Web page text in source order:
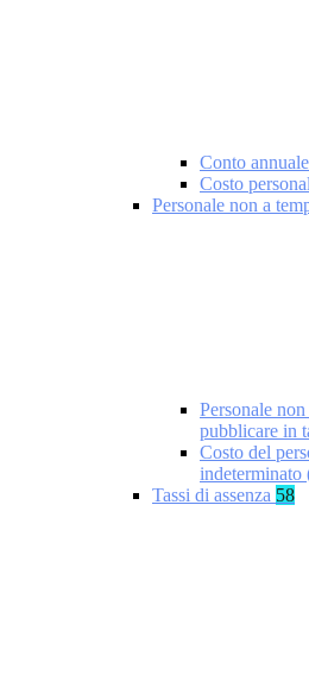
Conto
Costo
Personale non a
Personale
pubblicare in
Costo del
indeterminato
Tassi di assenza 58